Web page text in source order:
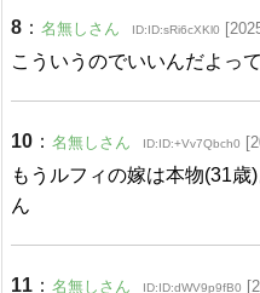
8 ： 名無しさん ID:ID:sRi6cXKl0
こういうのでいいんだよっ
10 ： 名無しさん ID:ID:+Vv7Qbch0
もうルフィの嫁は本物(31
ん
11 ： 名無しさん ID:ID:dWV9p9fB0